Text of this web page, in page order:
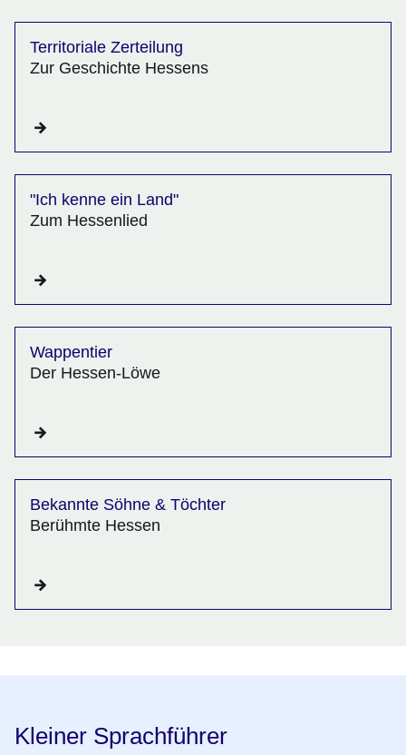
Territoriale Zerteilung
Zur Geschichte Hessens
"Ich kenne ein Land"
Zum Hessenlied
Wappentier
Der Hessen-Löwe
Bekannte Söhne & Töchter
Berühmte Hessen
Kleiner Sprachführer